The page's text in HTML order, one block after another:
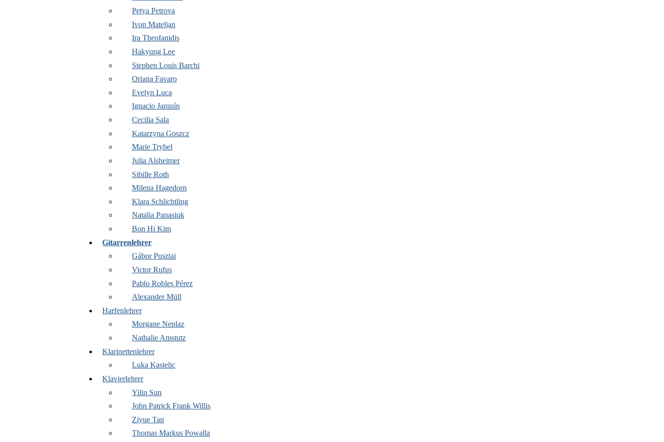
Petya Petrova
Ivon Mateljan
Ira Theofanidis
Hakyung Lee
Stephen Louis Barchi
Oriana Favaro
Evelyn Luca
Ignacio Jarquín
Cecilia Sala
Katarzyna Goszcz
Marie Trybel
Julia Alsheimer
Sibille Roth
Milena Hagedorn
Klara Schlichtling
Natalia Panasiuk
Bon Hi Kim
Gitarrenlehrer
Gábor Pusztai
Victor Rufus
Pablo Robles Pérez
Alexander Müll
Harfenlehrer
Morgane Neplaz
Nathalie Amstutz
Klarinettenlehrer
Luka Kastelic
Klavierlehrer
Yilin Sun
John Patrick Frank Willis
Ziyue Tan
Thomas Markus Powalla